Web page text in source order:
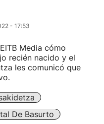
- 17:53
Media cómo
recién nacido y el
les comunicó que
De Basurto